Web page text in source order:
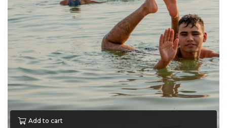
Add to cart